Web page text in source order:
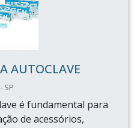
AUTOCLAVE
SP
é fundamental para
de acessórios,